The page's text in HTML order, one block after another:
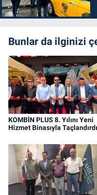
Bunlar da ilginizi
KOMBİN PLUS 8. Yılını Yeni
Hizmet Binasıyla Taçlandırdı